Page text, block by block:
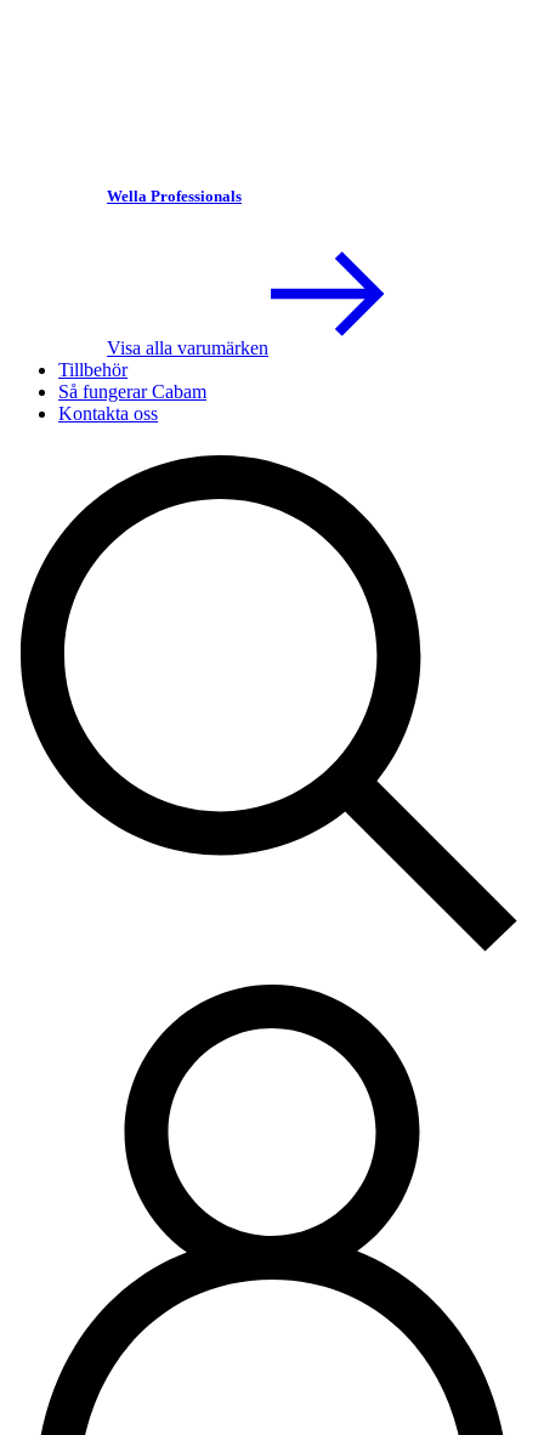
Wella Professionals
Visa alla varumärken
Tillbehör
Så fungerar Cabam
Kontakta oss